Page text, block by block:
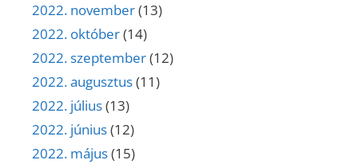
2022. november(13)
2022. október(14)
2022. szeptember(12)
2022. augusztus(11)
2022. július(13)
2022. június(12)
2022. május(15)